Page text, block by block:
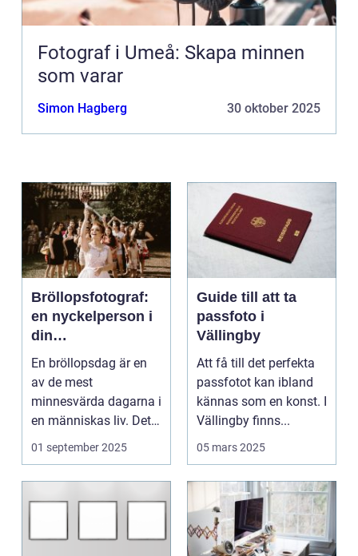
Fotograf i Umeå: Skapa minnen
som varar
Simon Hagberg 30 oktober 2025
Bröllopsfotograf:
en nyckelperson i
din
bröllopsberättelse
En bröllopsdag är en
av de mest
minnesvärda dagarna i
en människas liv. Det
&aum...
01 september 2025
Guide till att ta
passfoto i
Vällingby
Att få till det perfekta
passfotot kan ibland
kännas som en konst. I
Vällingby finns...
05 mars 2025